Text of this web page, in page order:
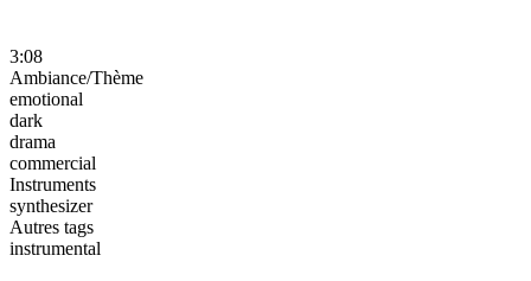
3:08
Ambiance/Thème
emotional
dark
drama
commercial
Instruments
synthesizer
Autres tags
instrumental